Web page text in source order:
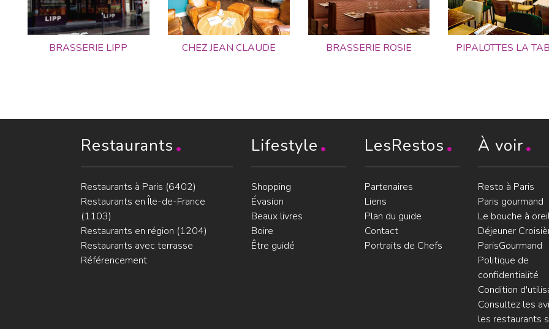
BRASSERIE LIPP CHEZ JEAN CLAUDE BRASSERIE ROSIE PIPALOTTES LA
Restaurants
Restaurants à Paris (6402)
Restaurants en Île-de-France
(1103)
Restaurants en région (1204)
Restaurants avec terrasse
Référencement
Lifestyle
Shopping
Évasion
Beaux livres
Boire
Être guidé
LesRestos
Partenaires
Liens
Plan du guide
Contact
Portraits de Chefs
À voir
Resto à Paris
Paris gourmand
Le bouche à
Déjeuner
ParisGourmand
Politique de
confidentialité
Condition
Consultez les
les restaurants